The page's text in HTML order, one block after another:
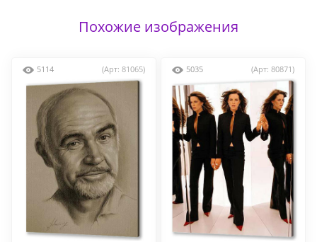
Похожие изображения
5114 (Арт: 81065) 5035 (Арт: 80871)